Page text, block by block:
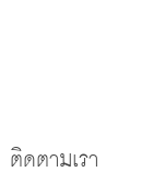
ติดตามเรา